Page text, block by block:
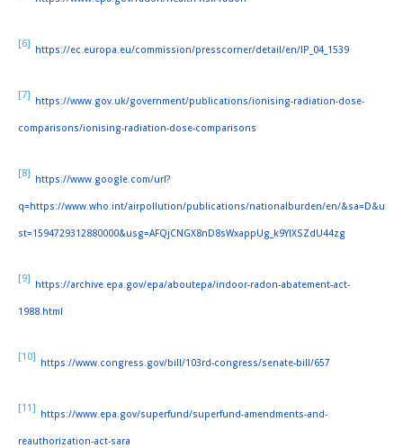
[6] https://ec.europa.eu/commission/presscorner/detail/en/IP_04_1539
[7] https://www.gov.uk/government/publications/ionising-radiation-dose-
comparisons/ionising-radiation-dose-comparisons
[8] https://www.google.com/url?
q=https://www.who.int/airpollution/publications/nationalburden/en/&sa=D&u
st=1594729312880000&usg=AFQjCNGX8nD8sWxappUg_k9YlXSZdU44zg
[9] https://archive.epa.gov/epa/aboutepa/indoor-radon-abatement-act-
1988.html
[10] https://www.congress.gov/bill/103rd-congress/senate-bill/657
[11] https://www.epa.gov/superfund/superfund-amendments-and-
reauthorization-act-sara